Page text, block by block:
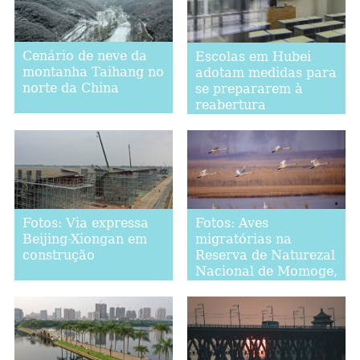
Cenário de neve da
montanha Taihang no
norte da China
Escolas em Hubei
adotam medidas para
se prepararem à
reabertura
Fotos: Via expressa
Beijing-Xiongan em
construção
Fotos: Aves
migratórias na
Reserva de Naturezal
Nacional de Momoge,